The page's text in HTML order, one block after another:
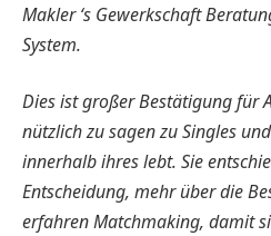
Makler ‘s Gewerkschaft
System.
Dies ist großer Bestätigung für
nützlich zu sagen zu Singles
innerhalb ihres lebt. Sie
Entscheidung, mehr über die
erfahren Matchmaking, damit